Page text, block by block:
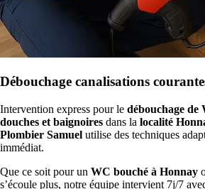
Débouchage canalisations
Intervention express pour le débouchage de
douches et baignoires dans la localité
Plombier Samuel utilise des techniques
immédiat.
Que ce soit pour un WC bouché à Honnay
s’écoule plus, notre équipe intervient 7j/7